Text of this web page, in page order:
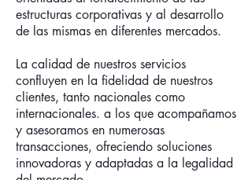
estructuras corporativas y al desarrollo
de las mismas en diferentes mercados.
La calidad de nuestros servicios
confluyen en la fidelidad de nuestros
clientes, tanto nacionales como
internacionales. a los que acompañamos
y asesoramos en numerosas
transacciones, ofreciendo soluciones
innovadoras y adaptadas a la legalidad